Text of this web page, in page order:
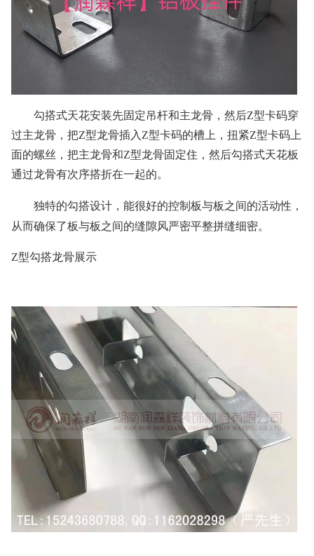
勾搭式天花安装先固定吊杆和主龙骨，然后Z型卡码穿
过主龙骨，把Z型龙骨插入Z型卡码的槽上，扭紧Z型卡码上
面的螺丝，把主龙骨和Z型龙骨固定住，然后勾搭式天花板
通过龙骨有次序搭折在一起的。
独特的勾搭设计，能很好的控制板与板之间的活动性，
从而确保了板与板之间的缝隙风严密平整拼缝细密。
Z型勾搭龙骨展示